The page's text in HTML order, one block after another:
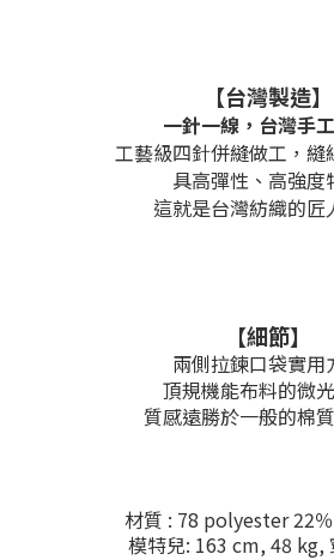
【台灣製造】
一針一線， 台灣手
工藝級四針併縫做工，縫
具高彈性、高強度
這就是台灣紡織的匠
【細節】
兩側拉鍊口袋實用
頂規機能布料的微
質感遠勝於一般的棉
材質 : 78 polyester 22
模特兒: 163 cm, 48 kg,